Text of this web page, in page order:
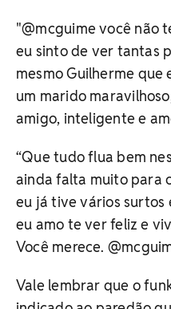
"@mcguime você não
eu sinto de ver tantas
mesmo Guilherme que
um marido
amigo, inteligente e
“Que tudo flua bem
ainda falta muito para
eu já tive vários surtos
eu amo te ver feliz e
Você merece.
Vale lembrar que o